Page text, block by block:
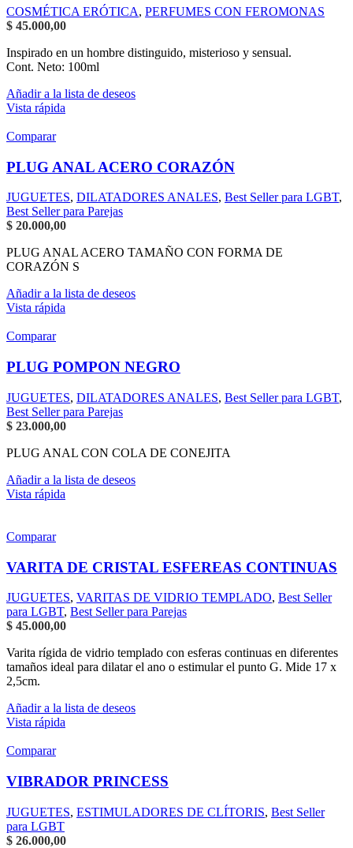
COSMÉTICA ERÓTICA, PERFUMES CON FEROMONAS
$ 45.000,00
Inspirado en un hombre distinguido, misterioso y sensual.
Cont. Neto: 100ml
Añadir a la lista de deseos
Vista rápida
Comparar
PLUG ANAL ACERO CORAZÓN
JUGUETES, DILATADORES ANALES, Best Seller para LGBT,
Best Seller para Parejas
$ 20.000,00
PLUG ANAL ACERO TAMAÑO CON FORMA DE
CORAZÓN S
Añadir a la lista de deseos
Vista rápida
Comparar
PLUG POMPON NEGRO
JUGUETES, DILATADORES ANALES, Best Seller para LGBT,
Best Seller para Parejas
$ 23.000,00
PLUG ANAL CON COLA DE CONEJITA
Añadir a la lista de deseos
Vista rápida
Comparar
VARITA DE CRISTAL ESFEREAS CONTINUAS
JUGUETES, VARITAS DE VIDRIO TEMPLADO, Best Seller
para LGBT, Best Seller para Parejas
$ 45.000,00
Varita rígida de vidrio templado con esferas continuas en diferentes
tamaños ideal para dilatar el ano o estimular el punto G. Mide 17 x
2,5cm.
Añadir a la lista de deseos
Vista rápida
Comparar
VIBRADOR PRINCESS
JUGUETES, ESTIMULADORES DE CLÍTORIS, Best Seller
para LGBT
$ 26.000,00